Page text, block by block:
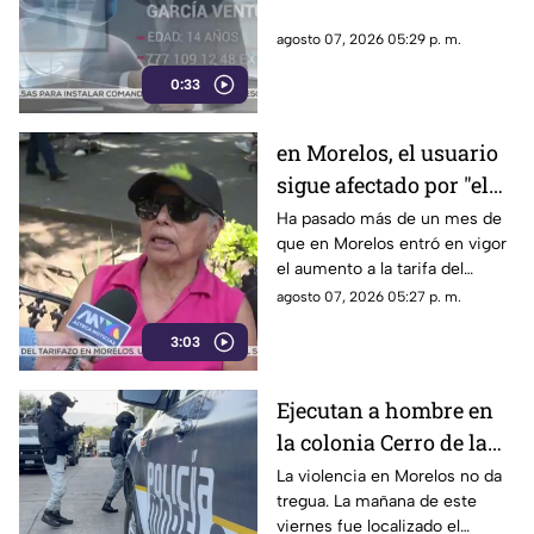
0:33
agosto 07, 2026 05:29 p. m.
3:03
en Morelos, el usuario
sigue afectado por "el
tarifazo"
Ha pasado más de un mes de
que en Morelos entró en vigor
el aumento a la tarifa del
transporte público. Un mes,
al interior de las unidades.
agosto 07, 2026 05:27 p. m.
Ejecutan a hombre en
la colonia Cerro de la
Corona
La violencia en Morelos no da
tregua. La mañana de este
viernes fue localizado el